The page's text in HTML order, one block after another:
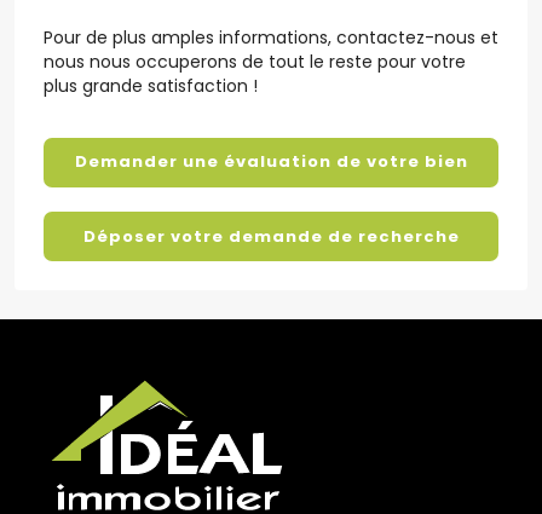
Pour de plus amples informations, contactez-nous et
nous nous occuperons de tout le reste pour votre
plus grande satisfaction !
Demander une évaluation de votre bien
Déposer votre demande de recherche